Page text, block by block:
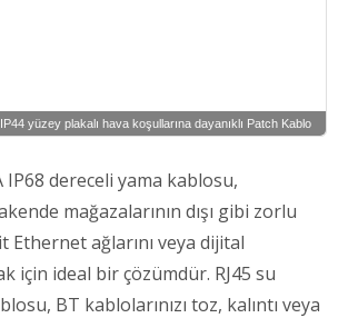
yüzey plakalı hava koşullarına dayanıklı Patch Kablo
IP68 dereceli yama kablosu,
mağazalarının dışı gibi zorlu
ağlarını veya dijital
için ideal bir çözümdür. RJ45 su
BT kablolarınızı toz, kalıntı veya